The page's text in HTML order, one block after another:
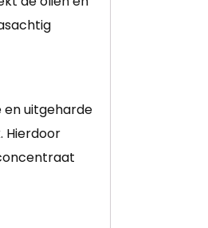
en uitgeharde
Hierdoor